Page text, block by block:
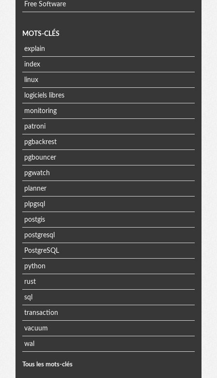
Free Software
MOTS-CLÉS
explain
index
linux
logiciels libres
monitoring
patroni
pgbackrest
pgbouncer
pgwatch
planner
plpgsql
postgis
postgresql
PostgreSQL
python
rust
sql
transaction
vacuum
wal
Tous les mots-clés